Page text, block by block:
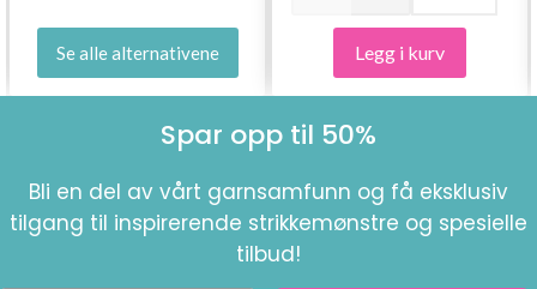
Se alle alternativene Legg i kurv
Spar opp til 50%
Bli en del av vårt garnsamfunn og få eksklusiv
tilgang til inspirerende strikkemønstre og spesielle
tilbud!